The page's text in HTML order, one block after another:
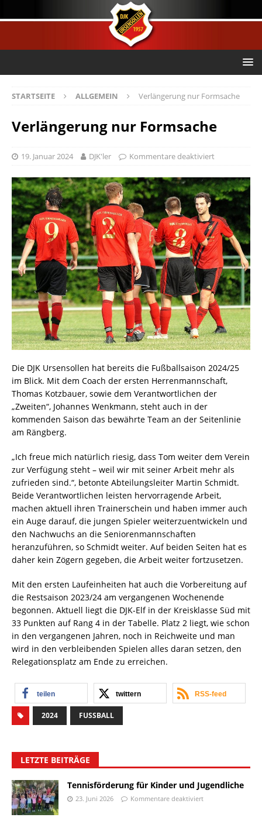
STARTSEITE ALLGEMEIN Verlängerung nur Formsache
Verlängerung nur Formsache
19. Januar 2024 DJK'ler Kommentare deaktiviert
Die DJK Ursensollen hat bereits die Fußballsaison 2024/25
im Blick. Mit dem Coach der ersten Herrenmannschaft,
Thomas Kotzbauer, sowie dem Verantwortlichen der
„Zweiten“, Johannes Wenkmann, steht auch in der
kommenden Saison das bewährte Team an der Seitenlinie
am Rängberg.
„Ich freue mich natürlich riesig, dass Tom weiter dem Verein
zur Verfügung steht – weil wir mit seiner Arbeit mehr als
zufrieden sind.“, betonte Abteilungsleiter Martin Schmidt.
Beide Verantwortlichen leisten hervorragende Arbeit,
machen aktuell ihren Trainerschein und haben immer auch
ein Auge darauf, die jungen Spieler weiterzuentwickeln und
den Nachwuchs an die Seniorenmannschaften
heranzuführen, so Schmidt weiter. Auf beiden Seiten hat es
daher kein Zögern gegeben, die Arbeit weiter fortzusetzen.
Mit den ersten Laufeinheiten hat auch die Vorbereitung auf
die Restsaison 2023/24 am vergangenen Wochenende
begonnen. Aktuell liegt die DJK-Elf in der Kreisklasse Süd mit
33 Punkten auf Rang 4 in der Tabelle. Platz 2 liegt, wie schon
in den vergangenen Jahren, noch in Reichweite und man
wird in den verbleibenden Spielen alles daran setzen, den
Relegationsplatz am Ende zu erreichen.
teilen twittern RSS-feed
2024 FUSSBALL
LETZTE BEITRÄGE
Tennisförderung für Kinder und Jugendliche
23. Juni 2026 Kommentare deaktiviert